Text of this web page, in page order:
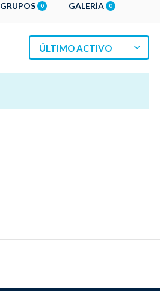
GRUPOS 0 GALERÍA 0
ÚLTIMO ACTIVO